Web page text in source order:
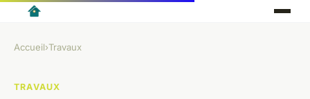
Accueil›Travaux
TRAVAUX